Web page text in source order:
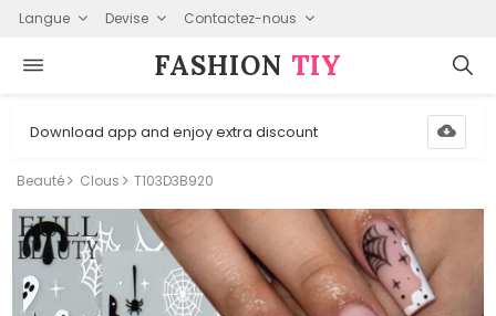
Langue Devise Contactez-nous
FASHION⁠ TIY
Download app and enjoy extra discount
Beauté Clous T103D3B920